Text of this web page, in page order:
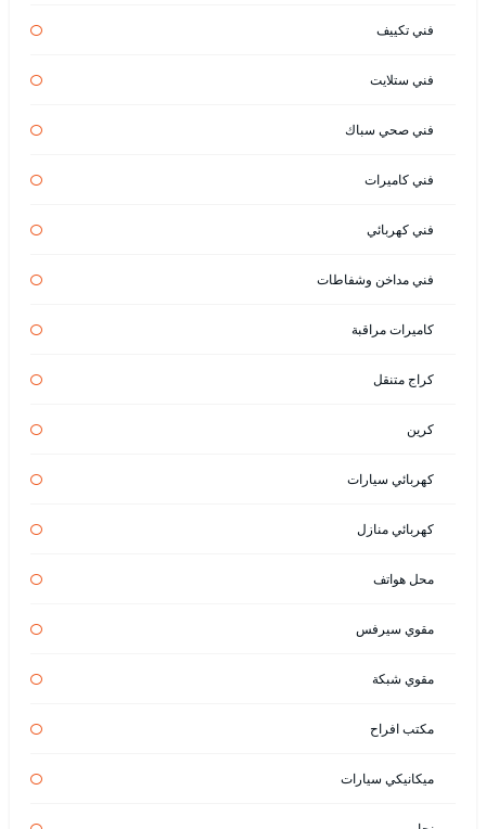
فني تكييف
فني ستلايت
فني صحي سباك
فني كاميرات
فني كهربائي
فني مداخن وشفاطات
كاميرات مراقبة
كراج متنقل
كرين
كهربائي سيارات
كهربائي منازل
محل هواتف
مقوي سيرفس
مقوي شبكة
مكتب افراح
ميكانيكي سيارات